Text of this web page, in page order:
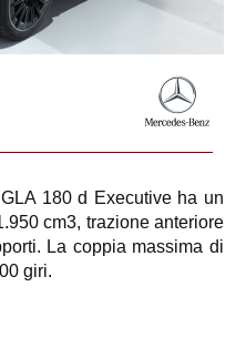
180 d Executive ha un
cm3, trazione anteriore
La coppia massima di
giri.